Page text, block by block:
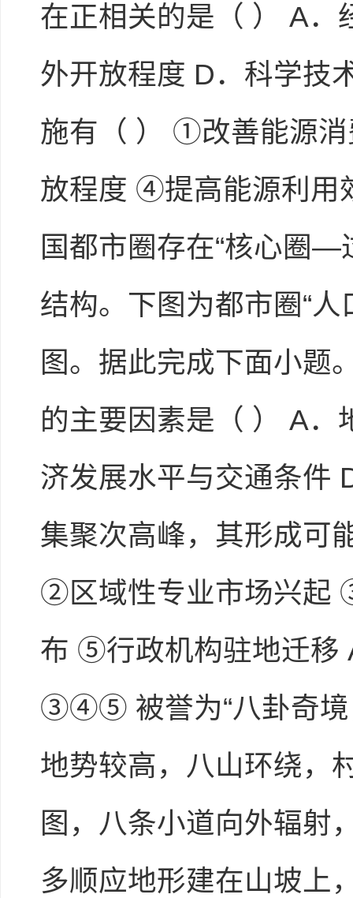
在正相关的是（ ） A．
外开放程度 D．科学技
施有（ ） ①改善能源
放程度 ④提高能源利
国都市圈存在“核心圈
结构。下图为都市圈“
图。据此完成下面小题
的主要因素是（ ） A．
济发展水平与交通条件
集聚次高峰，其形成可
②区域性专业市场兴起
布 ⑤行政机构驻地
③④⑤ 被誉为“八卦奇境
地势较高，八山环绕，
图，八条小道向外辐射
多顺应地形建在山坡上